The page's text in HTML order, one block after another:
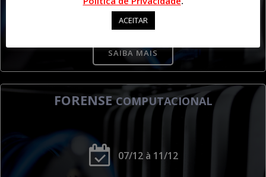
9h às 18h
SAIBA MAIS
FORENSECOMPUTACIONAL
07/12 à 11/12
ACEITAR